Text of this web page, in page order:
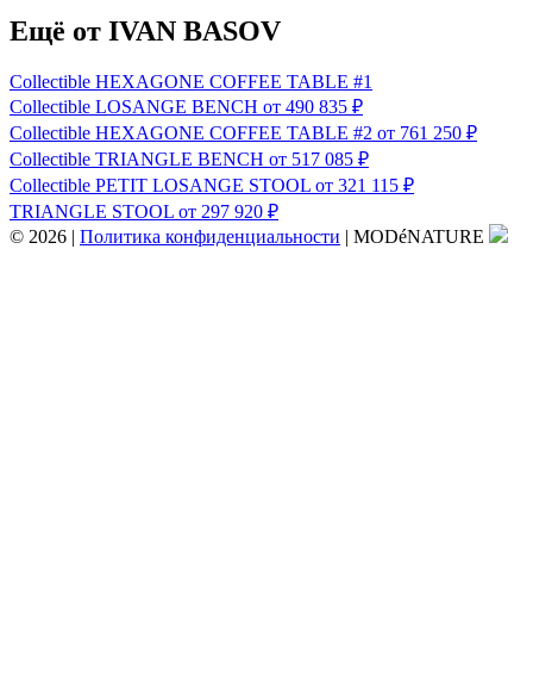
Ещё от IVAN BASOV
Сollectible HEXAGONE COFFEE TABLE #1
Сollectible LOSANGE BENCH от 490 835 ₽
Сollectible HEXAGONE COFFEE TABLE #2 от 761 250 ₽
Сollectible TRIANGLE BENCH от 517 085 ₽
Сollectible PETIT LOSANGE STOOL от 321 115 ₽
TRIANGLE STOOL от 297 920 ₽
© 2026 | Политика конфиденциальности | MODéNATURE